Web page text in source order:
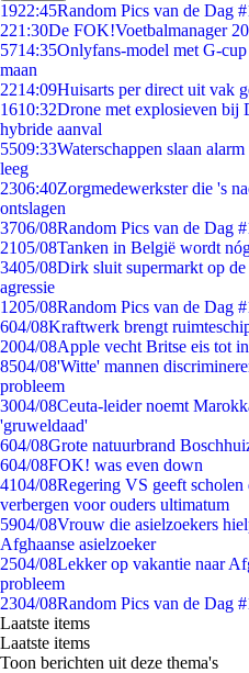
1922:45Random Pics van de Dag
221:30De FOK!Voetbalmanager
5714:35Onlyfans-model met G-
maan
2214:09Huisarts per direct uit vak
1610:32Drone met explosieven bij
hybride aanval
5509:33Waterschappen slaan
leeg
2306:40Zorgmedewerkster die 's
ontslagen
3706/08Random Pics van de Dag
2105/08Tanken in België wordt
3405/08Dirk sluit supermarkt op
agressie
1205/08Random Pics van de Dag
604/08Kraftwerk brengt
2004/08Apple vecht Britse eis tot
8504/08'Witte' mannen
probleem
3004/08Ceuta-leider noemt
'gruweldaad'
604/08Grote natuurbrand
604/08FOK! was even down
4104/08Regering VS geeft
verbergen voor ouders ultimatum
5904/08Vrouw die asielzoekers
Afghaanse asielzoeker
2504/08Lekker op vakantie naar
probleem
2304/08Random Pics van de Dag
Laatste items
Laatste items
Toon berichten uit deze thema's